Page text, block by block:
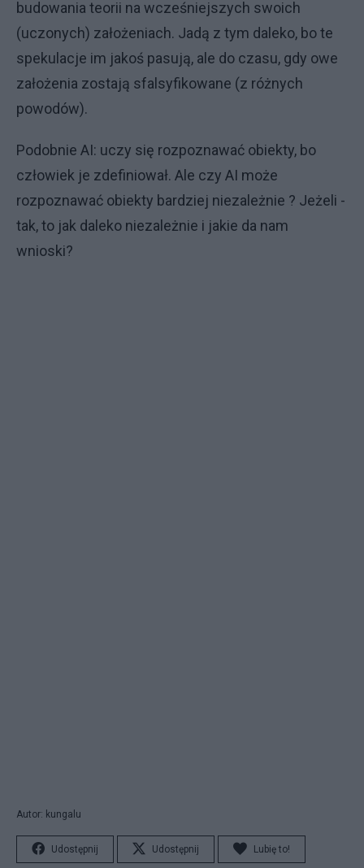
budowania teorii na wcześniejszych swoich
(uczonych) założeniach. Jadą z tym daleko, bo te
spekulacje im jakoś pasują, ale do czasu, gdy owe
założenia zostają sfalsyfikowane (z różnych
powodów).
Podobnie AI: uczy się rozpoznawać obiekty, bo
człowiek je zdefiniował. Ale czy AI może
rozpoznawać obiekty bardziej niezależnie ? Jeżeli -
tak, to jak daleko niezależnie i jakie da nam
wnioski?
Autor: kungalu
Udostępnij Udostępnij Lubię to!